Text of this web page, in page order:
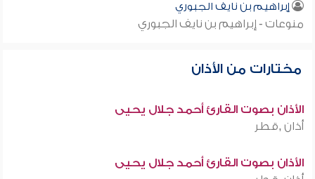
إبراهيم بن نايف الجبوري
منوعات - إبراهيم بن نايف الجبوري
مختارات من الأذان
الأذان بصوت القارئ أحمد جلال يحيى
أذان ,قطر
الأذان بصوت القارئ أحمد جلال يحيى